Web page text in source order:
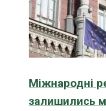
Міжнародні
залишились